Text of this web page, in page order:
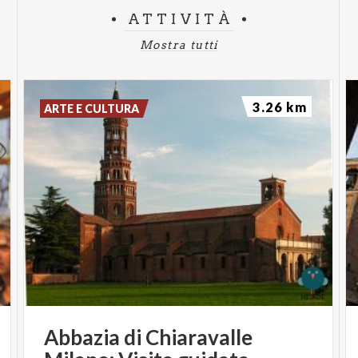
ATTIVITÀ
Mostra tutti
Abbazia di Chiaravalle
ARTE E CULTURA 3.26 km